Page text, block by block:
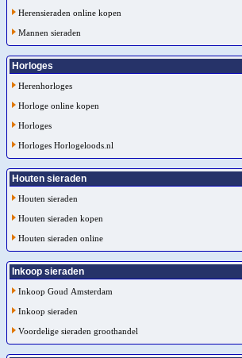
Herensieraden online kopen
Mannen sieraden
Horloges
Herenhorloges
Horloge online kopen
Horloges
Horloges Horlogeloods.nl
Houten sieraden
Houten sieraden
Houten sieraden kopen
Houten sieraden online
Inkoop sieraden
Inkoop Goud Amsterdam
Inkoop sieraden
Voordelige sieraden groothandel